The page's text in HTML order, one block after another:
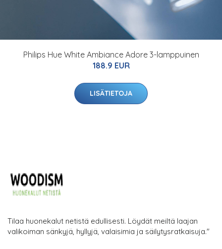
Philips Hue White Ambiance Adore 3-lamppuinen
188.9 EUR
LISÄTIETOJA
Tilaa huonekalut netistä edullisesti. Löydät meiltä laajan
valikoiman sänkyjä, hyllyjä, valaisimia ja säilytysratkaisuja."